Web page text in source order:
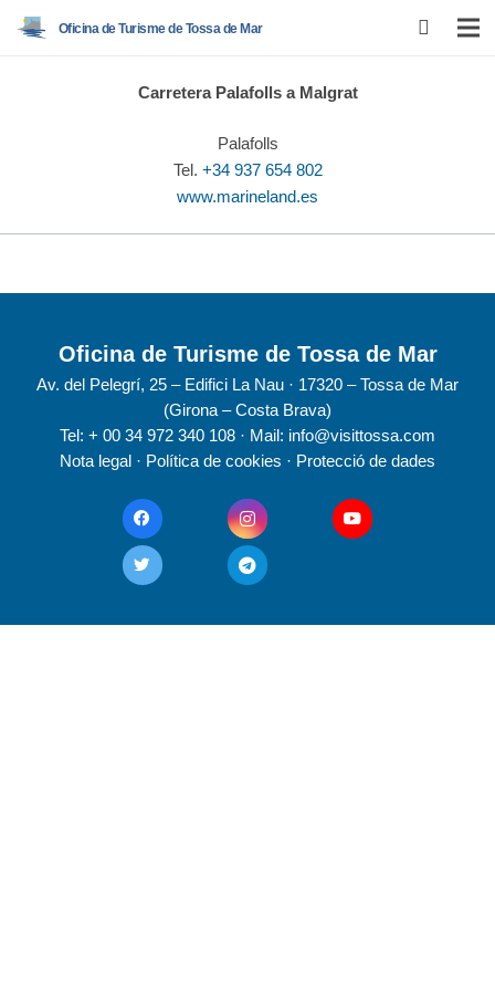
Oficina de Turisme de Tossa de Mar
Carretera Palafolls a Malgrat
Palafolls
Tel. +34 937 654 802
www.marineland.es
Oficina de Turisme de Tossa de Mar
Av. del Pelegrí, 25 – Edifici La Nau · 17320 – Tossa de Mar
(Girona – Costa Brava)
Tel: + 00 34 972 340 108 · Mail: info@visittossa.com
Nota legal · Política de cookies · Protecció de dades